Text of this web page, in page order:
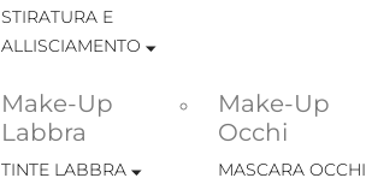
STIRATURA E
ALLISCIAMENTO
Make-Up
Labbra
TINTE LABBRA
Make-Up
Occhi
MASCARA OCCHI